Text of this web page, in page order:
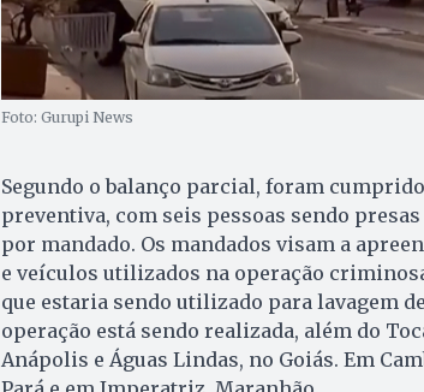
Foto: Gurupi News
Segundo o balanço parcial, foram
preventiva, com seis pessoas sendo
por mandado. Os mandados visam a
e veículos utilizados na operação
que estaria sendo utilizado para lavagem
operação está sendo realizada, além do
Anápolis e Águas Lindas, no Goiás. Em